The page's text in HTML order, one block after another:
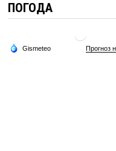
ПОГОДА